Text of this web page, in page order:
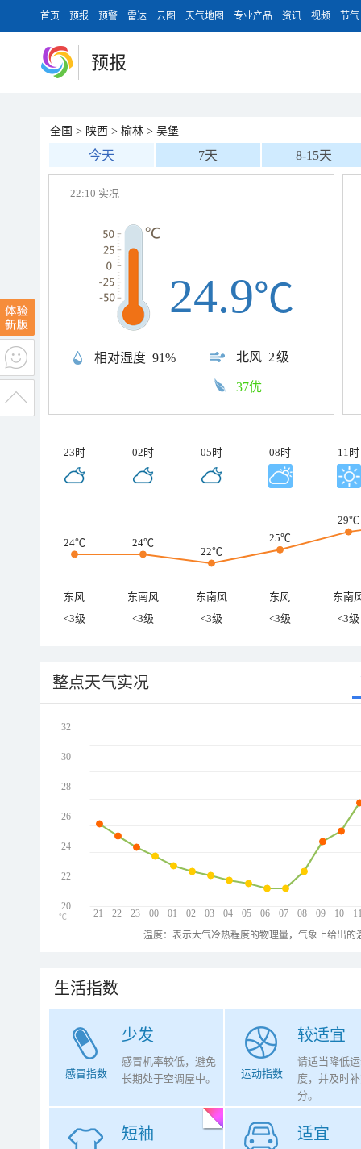
首页 预报 预警 雷达 云图 天气地图 专业产品 资讯 视频 节气
预报
全国 > 陕西 > 榆林 > 吴堡
今天 7天 8-15天
22:10 实况
相对湿度 91% 北风 2级
24.9℃
37优
23时 02时 05时 08时 11时
24℃ 24℃
22℃
25℃
29℃
东风 东南风 东南风 东风
东南
<3级
<3级 <3级 <3级 <3级
整点天气实况
21 22 23 00 01 02 03 04 05 06 07 08 09 10
32
30
28
26
24
22
20
℃
温度：表示大气冷热程度的物理量，气象上给出
生活指数
少发
感冒指数
感冒机率较低，避免
长期处于空调屋中。
较适宜
运动指数
请适当降低
度，并及时
分。
短袖 适宜